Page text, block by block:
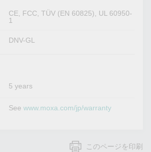
CE, FCC, TÜV (EN 60825), UL 60950-
1
DNV-GL
5 years
Seewww.moxa.com/jp/warranty
このページを印刷